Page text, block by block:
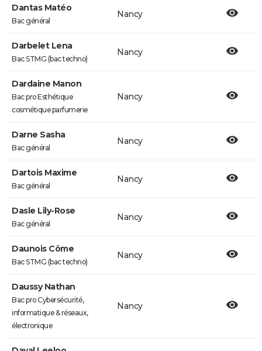
Dantas Matéo
Bac général
Nancy
Darbelet Lena
Bac STMG (bac techno)
Nancy
Dardaine Manon
Bac pro Esthétique
cosmétique parfumerie
Nancy
Darne Sasha
Bac général
Nancy
Dartois Maxime
Bac général
Nancy
Dasle Lily-Rose
Bac général
Nancy
Daunois Côme
Bac STMG (bac techno)
Nancy
Daussy Nathan
Bac pro Cybersécurité,
informatique & réseaux,
électronique
Nancy